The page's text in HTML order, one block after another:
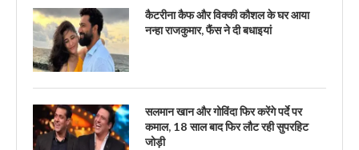
कैटरीना कैफ और विक्की कौशल के घर आया
नन्हा राजकुमार, फैंस ने दी बधाइयां
सलमान खान और गोविंदा फिर करेंगे पर्दे पर
कमाल, 18 साल बाद फिर लौट रही सुपरहिट
जोड़ी